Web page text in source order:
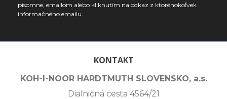
písomne, emailom alebo kliknutím na odkaz z ktoréhokoľvek
informačného emailu.
KONTAKT
KOH-I-NOOR HARDTMUTH SLOVENSKO, a.s.
Diaľničná cesta 4564/21